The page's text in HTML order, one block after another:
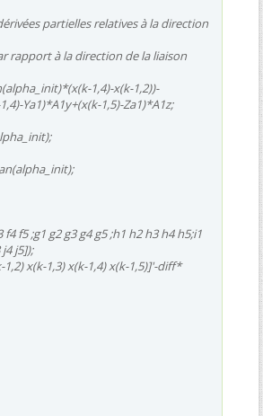
partielles relatives à la direction
rapport à la direction de la liaison
1,4)-x(k-1,2))-
Ya1)*A1y+(x(k-1,5)-Za1)*A1z;
f5 ;g1 g2 g3 g4 g5 ;h1 h2 h3 h4 h5;i1
j4 j5]);
1,2) x(k-1,3) x(k-1,4) x(k-1,5)]'-diff*